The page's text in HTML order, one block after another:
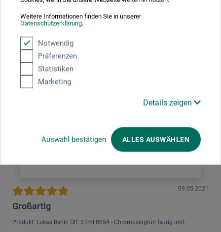
Weitere Informationen finden Sie in unserer
Datenschutzerklärung.
Notwendig
Präferenzen
Statistiken
Marketing
Details zeigen
Auswahl bestätigen ALLES AUSWÄHLEN
5 Sterne
3 Sterne
2 Sterne
1 Sterne
JETZT PRODUKT BEWERTEN
09.05.2021
Großartig
Produkt: Lukas Berlin Ölf. 37ml 0654 - Chromoxidgrün feurig imit.